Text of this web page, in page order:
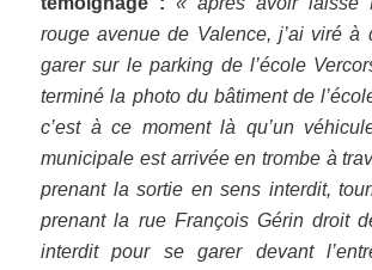
rouge avenue de Valence, j’ai viré à
garer sur le parking de l’école
terminé la photo du bâtiment de
c’est à ce moment là qu’un
municipale est arrivée en trombe à
prenant la sortie en sens interdit,
prenant la rue François Gérin droit
interdit pour se garer devant